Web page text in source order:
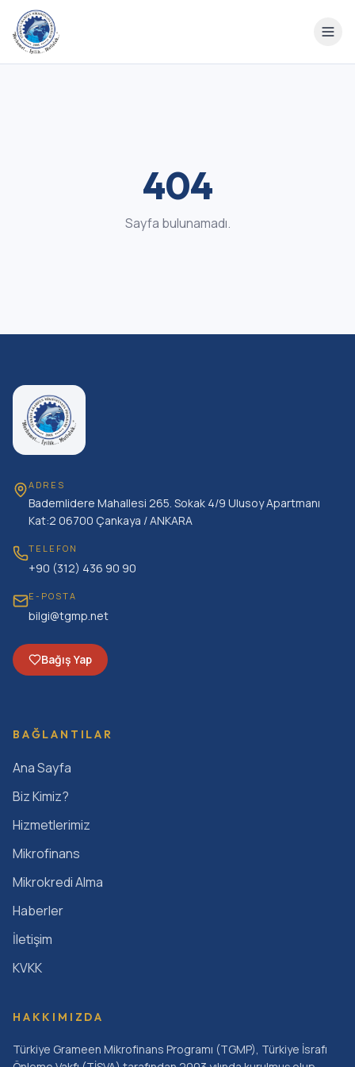
404
Sayfa bulunamadı.
ADRES
Bademlidere Mahallesi 265. Sokak 4/9 Ulusoy Apartmanı
Kat:2 06700 Çankaya / ANKARA
TELEFON
+90 (312) 436 90 90
E-POSTA
bilgi@tgmp.net
Bağış Yap
BAĞLANTILAR
Ana Sayfa
Biz Kimiz?
Hizmetlerimiz
Mikrofinans
Mikrokredi Alma
Haberler
İletişim
KVKK
HAKKIMIZDA
Türkiye Grameen Mikrofinans Programı (TGMP), Türkiye İsrafı